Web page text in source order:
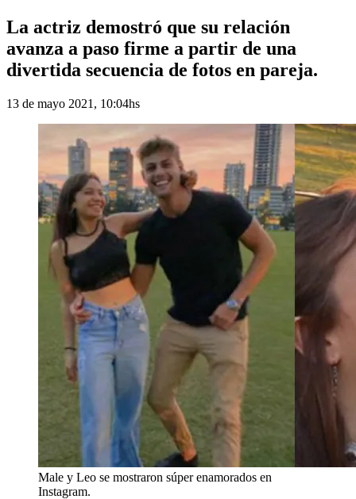
La actriz demostró que su relación
avanza a paso firme a partir de una
divertida secuencia de fotos en pareja.
13 de mayo 2021, 10:04hs
Male y Leo se mostraron súper enamorados en
Instagram.